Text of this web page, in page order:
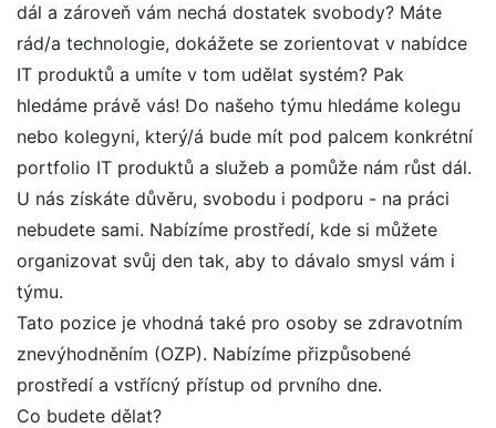
dál a zároveň vám nechá dostatek svobody? Máte
rád/a technologie, dokážete se zorientovat v nabídce
IT produktů a umíte v tom udělat systém? Pak
hledáme právě vás! Do našeho týmu hledáme kolegu
nebo kolegyni, který/á bude mít pod palcem konkrétní
portfolio IT produktů a služeb a pomůže nám růst dál.
U nás získáte důvěru, svobodu i podporu - na práci
nebudete sami. Nabízíme prostředí, kde si můžete
organizovat svůj den tak, aby to dávalo smysl vám i
týmu.
Tato pozice je vhodná také pro osoby se zdravotním
znevýhodněním (OZP). Nabízíme přizpůsobené
prostředí a vstřícný přístup od prvního dne.
Co budete dělat?